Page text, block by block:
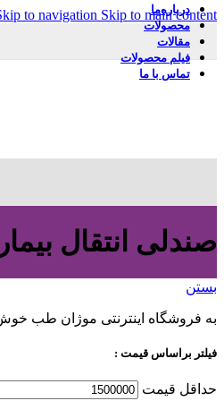
to navigation Skip to main content
درباره‌ما
محصولات
مقالات
فیلم محصولات
تماس با ما
صندلی انتقال بیمار
بستن
به فروشگاه اینترنتی موژان طب
فیلتر براساس قیمت :
حداقل قیمت